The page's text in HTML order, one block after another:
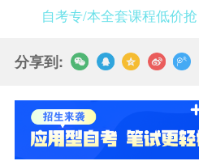
自考专/本全套课程低价
分享到: